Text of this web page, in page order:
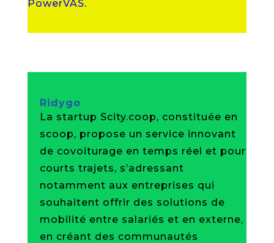
PowerVAS.
Ridygo
La startup Scity.coop, constituée en
scoop, propose un service innovant
de covoiturage en temps réel et pour
courts trajets, s’adressant
notamment aux entreprises qui
souhaitent offrir des solutions de
mobilité entre salariés et en externe,
en créant des communautés